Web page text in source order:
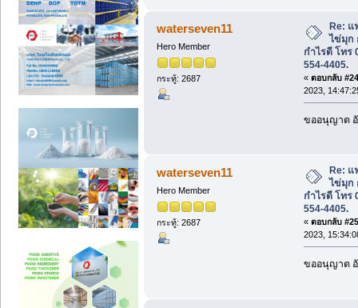
waterseven11
Hero Member
กระทู้: 2687
Re: แ
ไข่มุก
กำไรดี โทร
554-4405.
« ตอบกลับ
2023,
ขออนุญาต
waterseven11
Hero Member
กระทู้: 2687
Re:
ไข่มุก
กำไรดี โทร
554-4405.
« ตอบกลับ
2023,
ขออนุญาต